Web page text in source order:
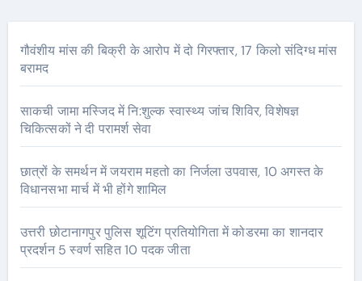
गौवंशीय मांस की बिक्री के आरोप में दो गिरफ्तार, 17 किलो संदिग्ध मांस
बरामद
साकची जामा मस्जिद में नि:शुल्क स्वास्थ्य जांच शिविर, विशेषज्ञ
चिकित्सकों ने दी परामर्श सेवा
छात्रों के समर्थन में जयराम महतो का निर्जला उपवास, 10 अगस्त के
विधानसभा मार्च में भी होंगे शामिल
उत्तरी छोटानागपुर पुलिस शूटिंग प्रतियोगिता में कोडरमा का शानदार
प्रदर्शन 5 स्वर्ण सहित 10 पदक जीता